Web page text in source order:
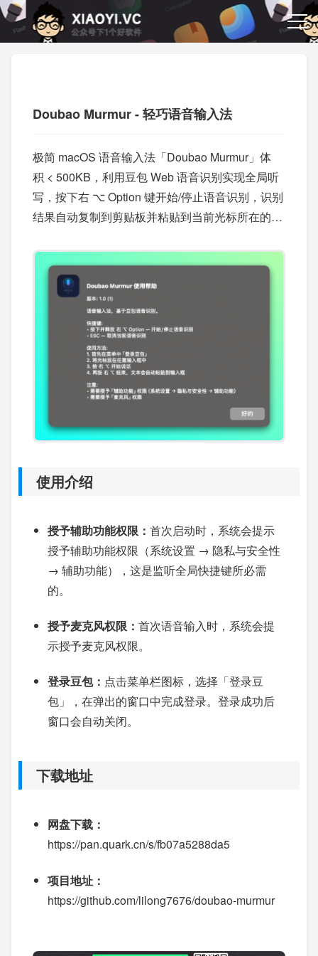
Doubao Murmur - 轻巧语音输入法
极简 macOS 语音输入法「Doubao Murmur」体
积 < 500KB，利用豆包 Web 语音识别实现全局听
写，按下右 ⌥ Option 键开始/停止语音识别，识别
结果自动复制到剪贴板并粘贴到当前光标所在的输
使用介绍
授予辅助功能权限： 首次启动时，系统会提示
授予辅助功能权限（系统设置 → 隐私与安全性
→ 辅助功能），这是监听全局快捷键所必需
的。
授予麦克风权限： 首次语音输入时，系统会提
示授予麦克风权限。
登录豆包： 点击菜单栏图标，选择「登录豆
包」，在弹出的窗口中完成登录。登录成功后
窗口会自动关闭。
下载地址
网盘下载：
https://pan.quark.cn/s/fb07a5288da5
项目地址：
https://github.com/lilong7676/doubao-murmur